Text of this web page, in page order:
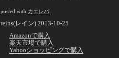
posted with カエレバ
reins(レイン) 2013-10-25
Amazonで購入
楽天市場で購入
Yahooショッピングで購入